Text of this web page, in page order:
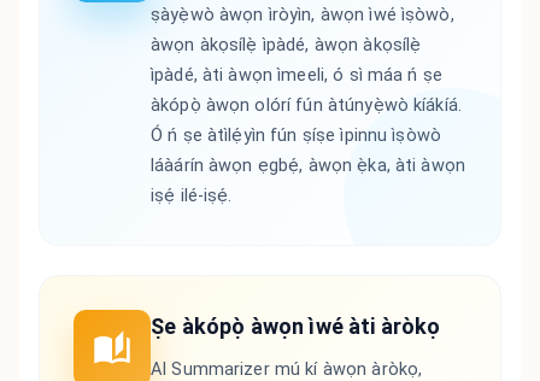
ṣàyẹ̀wò àwọn ìròyìn, àwọn ìwé ìṣòwò,
àwọn àkọsílẹ̀ ìpàdé, àwọn àkọsílẹ̀
ìpàdé, àti àwọn ìmeeli, ó sì máa ń ṣe
àkópọ̀ àwọn olórí fún àtúnyẹ̀wò kíákíá.
Ó ń ṣe àtìlẹ́yìn fún ṣíṣe ìpinnu ìṣòwò
láàárín àwọn ẹgbẹ́, àwọn ẹ̀ka, àti àwọn
iṣẹ́ ilé-iṣẹ́.
Ṣe àkópọ̀ àwọn ìwé àti àròkọ
AI Summarizer mú kí àwọn àròkọ,